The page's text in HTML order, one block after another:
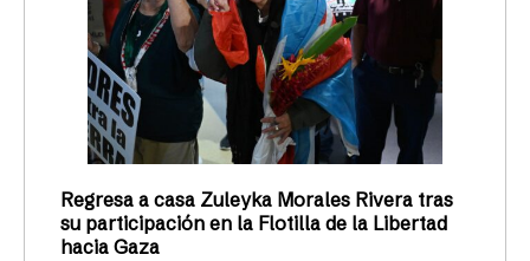
Regresa a casa Zuleyka Morales Rivera tras
su participación en la Flotilla de la Libertad
hacia Gaza